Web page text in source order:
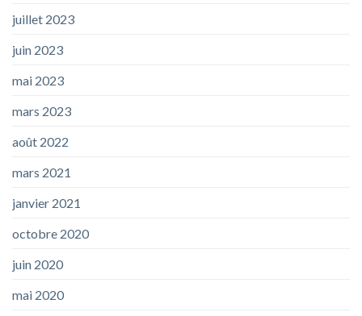
juillet 2023
juin 2023
mai 2023
mars 2023
août 2022
mars 2021
janvier 2021
octobre 2020
juin 2020
mai 2020